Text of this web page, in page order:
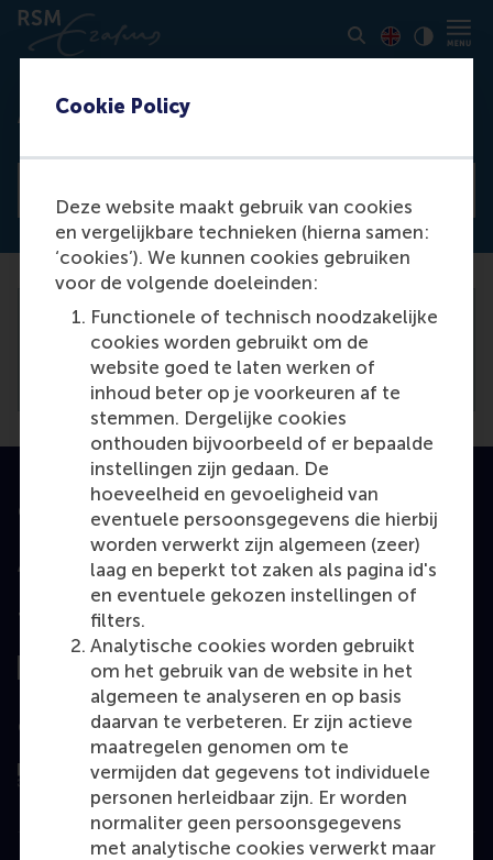
Cookie Policy
Deze website maakt gebruik van cookies
en vergelijkbare technieken (hierna samen:
‘cookies’). We kunnen cookies gebruiken
voor de volgende doeleinden:
Functionele of technisch noodzakelijke
cookies worden gebruikt om de
website goed te laten werken of
inhoud beter op je voorkeuren af te
stemmen. Dergelijke cookies
onthouden bijvoorbeeld of er bepaalde
instellingen zijn gedaan. De
hoeveelheid en gevoeligheid van
eventuele persoonsgegevens die hierbij
worden verwerkt zijn algemeen (zeer)
laag en beperkt tot zaken als pagina id's
en eventuele gekozen instellingen of
filters.
Analytische cookies worden gebruikt
om het gebruik van de website in het
algemeen te analyseren en op basis
daarvan te verbeteren. Er zijn actieve
maatregelen genomen om te
vermijden dat gegevens tot individuele
personen herleidbaar zijn. Er worden
normaliter geen persoonsgegevens
met analytische cookies verwerkt maar
Toon
Switch to
Klik
Access denied
You need to be logged in the backend
view this article.
Geaccrediteerd door
Top gerangschikt
Geëvalueerd door